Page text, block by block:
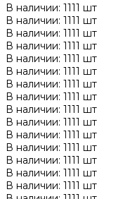
В наличии: 1111 шт
В наличии: 1111 шт
В наличии: 1111 шт
В наличии: 1111 шт
В наличии: 1111 шт
В наличии: 1111 шт
В наличии: 1111 шт
В наличии: 1111 шт
В наличии: 1111 шт
В наличии: 1111 шт
В наличии: 1111 шт
В наличии: 1111 шт
В наличии: 1111 шт
В наличии: 1111 шт
В наличии: 1111 шт